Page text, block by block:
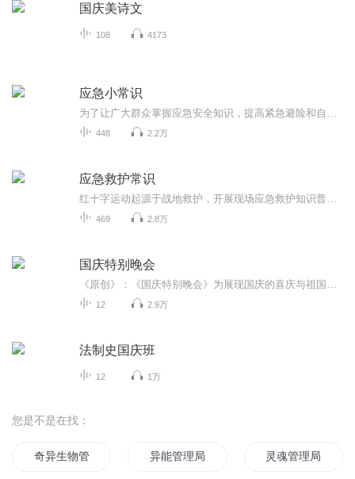
国庆美诗文
108 4173
应急小常识
448 2.2万
应急救护常识
469 2.8万
国庆特别晚会
12 2.9万
法制史国庆班
12 1万
您是不是在找：
奇异生物管理局 异能管理局 灵魂管理局